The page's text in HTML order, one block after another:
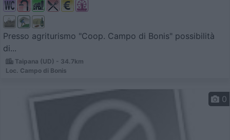
Presso agriturismo "Coop. Campo di Bonis" possibilità
di...
Taipana (UD) - 34.7km
Loc. Campo di Bonis
0